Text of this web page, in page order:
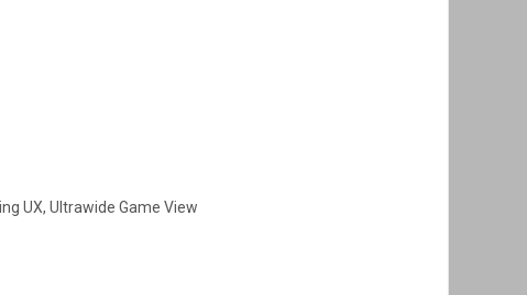
UX, Ultrawide Game View